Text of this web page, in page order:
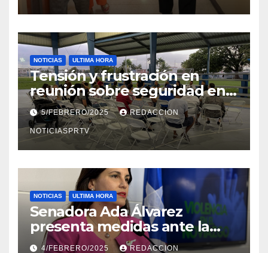
NOTICIAS ULTIMA HORA
Tensión y frustración en
reunión sobre seguridad en
Reparto Metropolitano
5/FEBRERO/2025 REDACCION
NOTICIASPRTV
NOTICIAS ULTIMA HORA
Senadora Ada Álvarez
presenta medidas ante la
violencia en el noviazgo
4/FEBRERO/2025 REDACCION